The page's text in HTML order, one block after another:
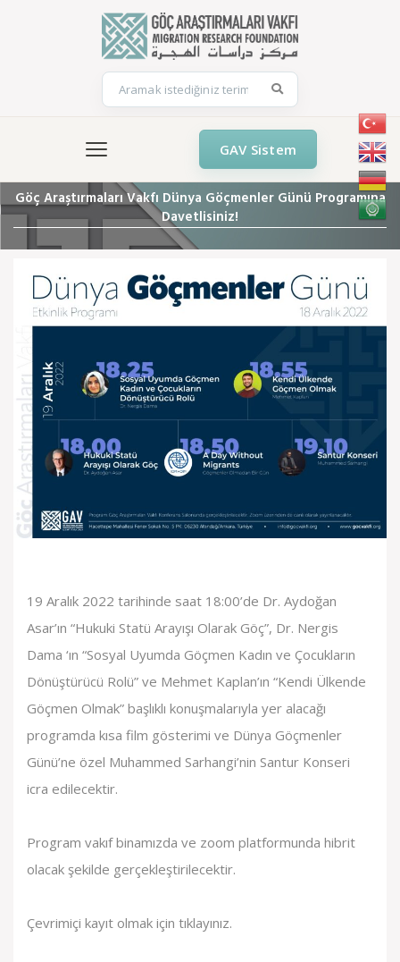
GAV Sistem
Göç Araştırmaları Vakfı Dünya Göçmenler Günü Programına
Davetlisiniz!
19 Aralık 2022 tarihinde saat 18:00’de Dr. Aydoğan
Asar’ın “Hukuki Statü Arayışı Olarak Göç”, Dr. Nergis
Dama ‘ın “Sosyal Uyumda Göçmen Kadın ve Çocukların
Dönüştürücü Rolü” ve Mehmet Kaplan’ın “Kendi Ülkende
Göçmen Olmak” başlıklı konuşmalarıyla yer alacağı
programda kısa film gösterimi ve Dünya Göçmenler
Günü’ne özel Muhammed Sarhangi’nin Santur Konseri
icra edilecektir.
Program vakıf binamızda ve zoom platformunda hibrit
olacak şekilde gerçekleştirilecektir.
Çevrimiçi kayıt olmak için tıklayınız.